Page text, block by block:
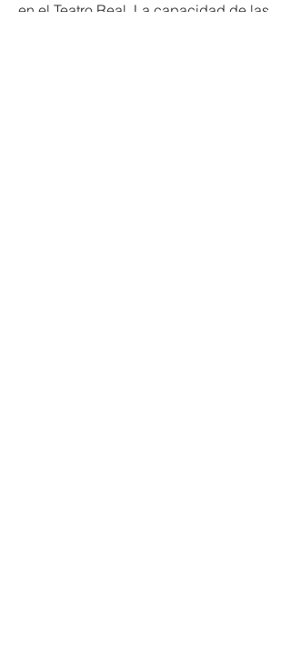
en el Teatro Real. La capacidad de las